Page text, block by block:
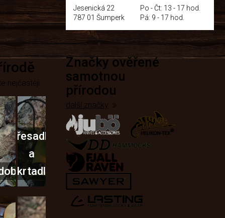
Jesenická 22
787 01 Šumperk
Po - Čt: 13 - 17 hod.
Pá: 9 - 17 hod.
nejčastěji
Křesadla
a
škrtadla
Značky ověřené
samotnou
přírodou
další značky